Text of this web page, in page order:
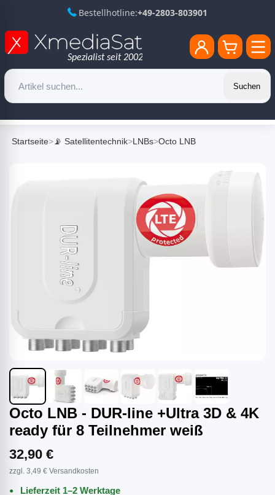
Bestellhotline:+49-2803-803901
Suchen
Startseite>📡 Satellitentechnik>LNBs>Octo LNB
Octo LNB - DUR-line +Ultra 3D & 4K
ready für 8 Teilnehmer weiß
32,90 €
zzgl. 3,49 € Versandkosten
Lieferzeit 1–2 Werktage